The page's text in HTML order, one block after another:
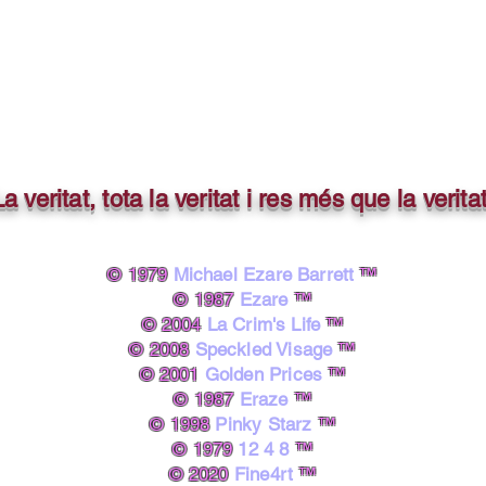
veritat, tota la veritat i res més que la
© 1979 Michael Ezare Barrett ™
© 1987 Ezare ™
© 2004 La Crim's Life ™
© 2008 Speckled Visage ™
© 2001 Golden Prices ™
© 1987 Eraze ™
© 1998 Pinky Starz ™
© 1979 12 4 8 ™
© 2020 Fine4rt ™​